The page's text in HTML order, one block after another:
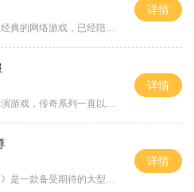
月灵版本传奇作为一款经典的网络游戏，已经陪伴了我许多年。在这个虚拟的游戏世界里，我能够体验到各种刺激的挑战和无限的乐趣。下面我将为大家介绍一下月灵版本传奇的具体玩
详情
作为一款经典的角色扮演游戏，传奇系列一直以来都拥有着庞大的粉丝群体。一款备受关注的新开传奇网站999服正式上线。作为一个全新的服务器，999服定会给广大玩家带来全新的游戏
详情
《甄子丹传奇蓝月至尊》是一款备受期待的大型网络游戏。它以其独特的游戏玩法和精彩的战斗场景吸引着无数玩家。下面，我们将详细介绍这款游戏的具体玩法，让大家对这款游戏有
详情